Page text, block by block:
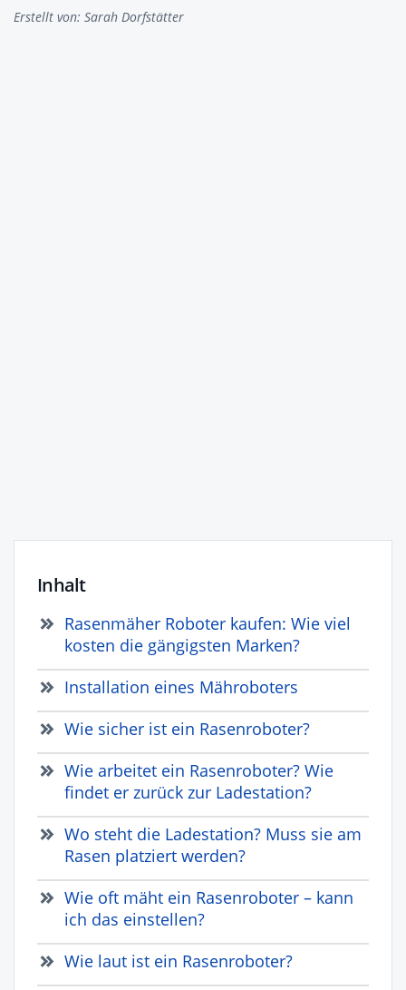
Erstellt von: Sarah Dorfstätter
Inhalt
Rasenmäher Roboter kaufen: Wie viel
kosten die gängigsten Marken?
Installation eines Mähroboters
Wie sicher ist ein Rasenroboter?
Wie arbeitet ein Rasenroboter? Wie
findet er zurück zur Ladestation?
Wo steht die Ladestation? Muss sie am
Rasen platziert werden?
Wie oft mäht ein Rasenroboter – kann
ich das einstellen?
Wie laut ist ein Rasenroboter?